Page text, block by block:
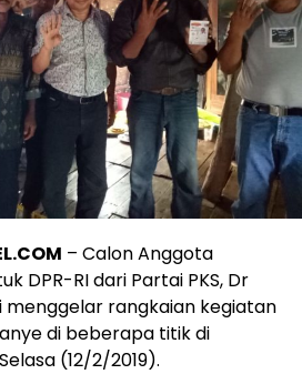
– Calon Anggota
DPR-RI dari Partai PKS, Dr
menggelar rangkaian kegiatan
di beberapa titik di
(12/2/2019).